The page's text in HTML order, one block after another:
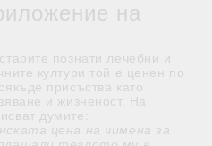
на
познати лечебни и
култури той е ценен по
присъства като
и жизненост. На
думите:
цена на чимена за